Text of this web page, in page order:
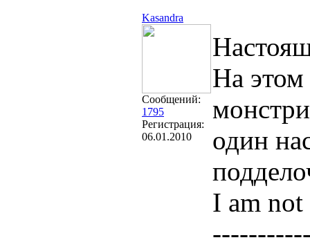
Kasandra
Сообщений:
1795
Регистрация:
06.01.2010
На этом
один
I am